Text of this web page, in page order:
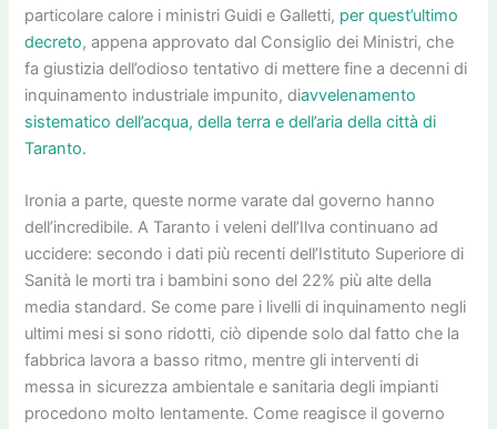
particolare calore i ministri Guidi e Galletti, per quest’ultimo
decreto, appena approvato dal Consiglio dei Ministri, che
fa giustizia dell’odioso tentativo di mettere fine a decenni di
inquinamento industriale impunito, diavvelenamento
sistematico dell’acqua, della terra e dell’aria della città di
Taranto.
Ironia a parte, queste norme varate dal governo hanno
dell’incredibile. A Taranto i veleni dell’Ilva continuano ad
uccidere: secondo i dati più recenti dell’Istituto Superiore di
Sanità le morti tra i bambini sono del 22% più alte della
media standard. Se come pare i livelli di inquinamento negli
ultimi mesi si sono ridotti, ciò dipende solo dal fatto che la
fabbrica lavora a basso ritmo, mentre gli interventi di
messa in sicurezza ambientale e sanitaria degli impianti
procedono molto lentamente. Come reagisce il governo